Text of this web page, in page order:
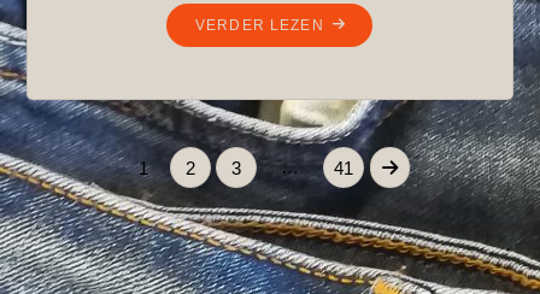
VERDER LEZEN
"AKTIE,
SPIEGELS
SCHILDERIJEN
50%
KORTING!"
Berichten
paginering
1 2 3 … 41